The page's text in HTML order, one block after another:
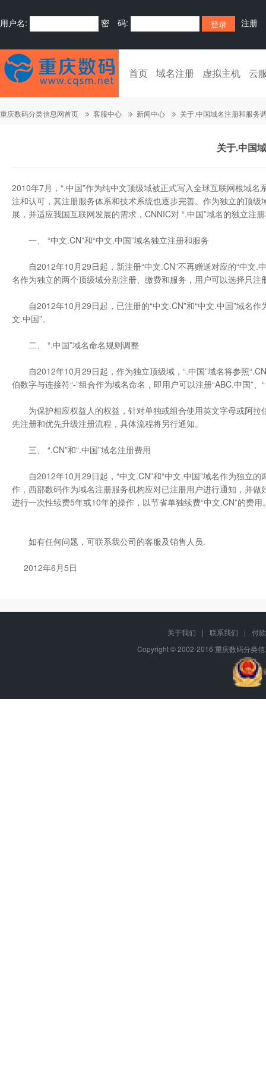
用户名: 密 码: 注册
首页 域名注册 虚拟主机 云
重庆数码分类信息网首页 客服中心 新闻中心 关于.中国域名注册和服务
关于.中国
2010年7月，“.中国”作为纯中文顶级域被正式写入全球互联网根域
注和认可，其注册服务体系和技术系统也逐步完善。作为独立的顶
展，并适应我国互联网发展的需求，CNNIC对 “.中国”域名的独立注
一、 “中文.CN”和“中文.中国”域名独立注册和服务
自2012年10月29日起，新注册“中文.CN”不再赠送对应的“中文.中
名作为独立的两个顶级域分别注册、缴费和服务，用户可以选择只注
自2012年10月29日起，已注册的“中文.CN”和“中文.中国”域名作
文.中国”。
二、 “.中国”域名命名规则调整
自2012年10月29日起，作为独立顶级域，“.中国”域名将参照
伯数字与连接符“-”组合作为域名命名，即用户可以注册“ABC.中国”
为保护相应权益人的权益，针对单独或组合使用英文字母或阿拉
先注册和优先升级注册流程，具体流程将另行通知。
三、 “.CN”和“.中国”域名注册费用
自2012年10月29日起，“中文.CN”和“中文.中国”域名作为独立的
作，西部数码作为域名注册服务机构应对已注册用户进行通知，并
进行一次性续费5年或10年的操作，以节省单独续费“中文.CN”的费用
如有任何问题，可联系我公司的客服及销售人员.
2012年6月5日
关于我们 | 联系我们 |
付
Copyright © 2002-2016 重庆数码分类